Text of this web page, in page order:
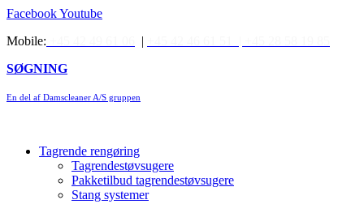
Videre
indhold
FacebookYoutube
Mobile:
|
SØGNING
En del af Damscleaner A/S gruppen
Tagrende rengøring
Tagrendestøvsugere
Pakketilbud tagrendestøvsugere
Stang systemer